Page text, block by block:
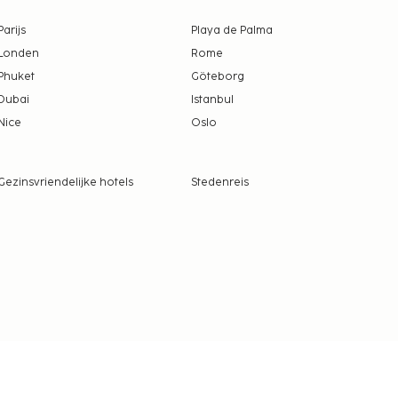
Playa de Palma
Rome
Göteborg
Istanbul
Oslo
hotels
Stedenreis